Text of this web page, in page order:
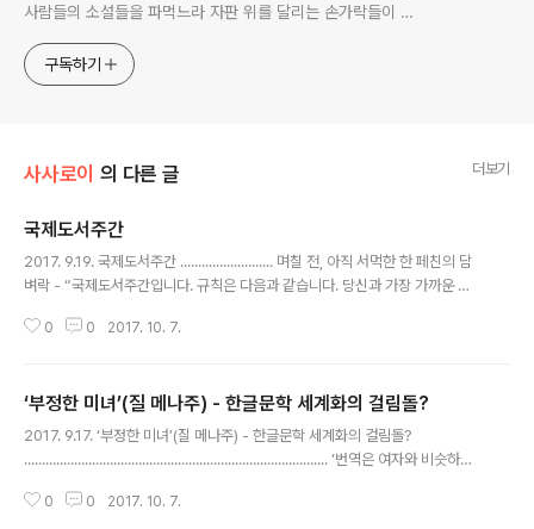
사람들의 소설들을 파먹느라 자판 위를 달리는 손가락들이 하
는 느낌에 소스라친다. 그런 순간이면 <새 글>을 열어서 내
글을 쓴다, 갑자기 아주 서툴게.
구독하기
사사로이 의 다른 글 더보기
국제도서주간
2017. 9.19. 국제도서주간 .......................... 며칠 전, 아직 서먹한 한 페친의 담
벼락 - “국제도서주간입니다. 규칙은 다음과 같습니다. 당신과 가장 가까운 곳
트'에 포스팅합니다. 책 제목은 알리지 마시고 이 규칙도 당신의 상태 업데이트
52페이지를 편다. “걷는 것과 가만히 서 있는 것도 이렇다 할 차이가 없었다.”
이 무슨 애매한 말이런가. 이 책을 알리기 위해서가 아니라, 아마 나는 다음 구절
0 0 2017. 10. 7.
‘부정한 미녀’(질 메나주) - 한글문학 세계화의 걸림돌?
2017. 9.17. ‘부정한 미녀’(질 메나주) - 한글문학 세계화의 걸림돌?
..................................................................................... ‘번역은 여자와 비슷하다.
격언(?)에도 불구하고, 번역문제에서는 형용사에만 집중해서 말하자. “한국시
0 0 2017. 10. 7.